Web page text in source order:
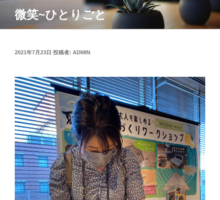
テ
微笑~ひとりごと
投
2021年7月23日 投稿者: ADMIN